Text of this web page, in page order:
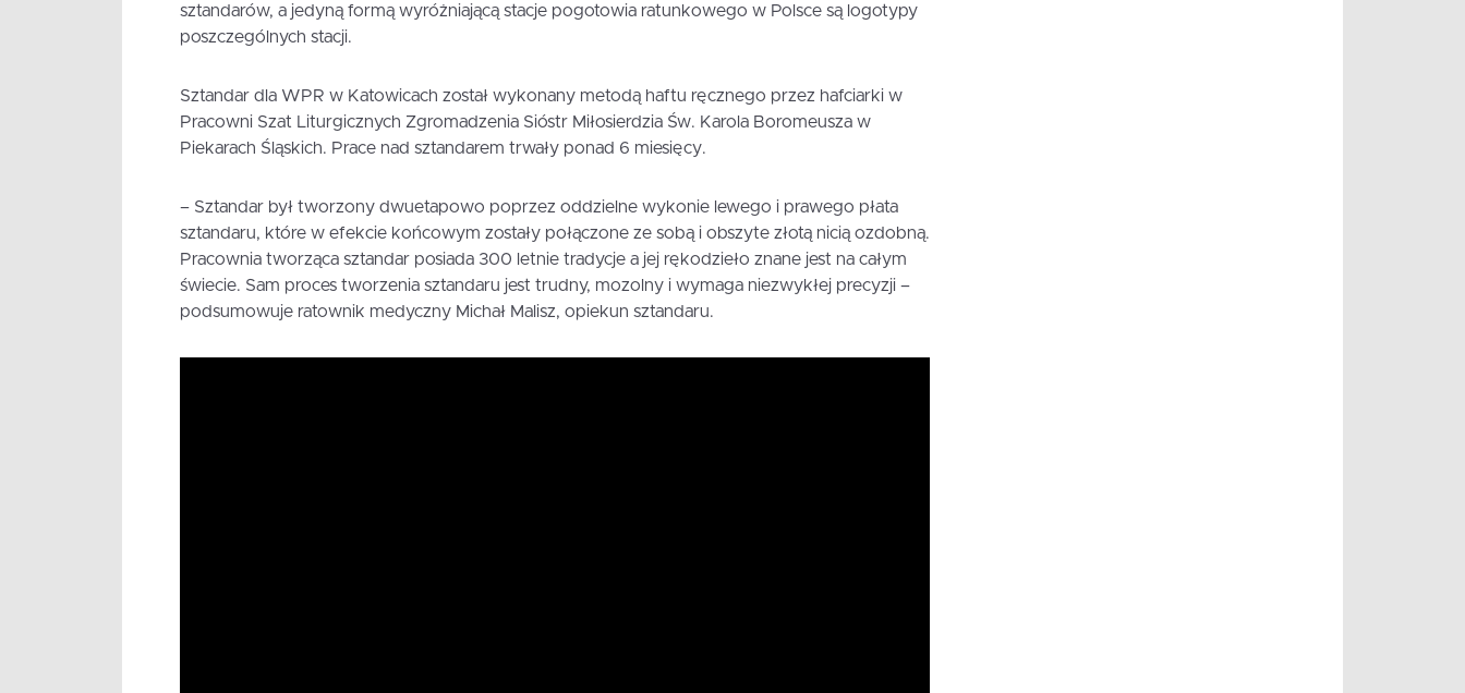
sztandarów, a jedyną formą wyróżniającą stacje pogotowia ratunkowego w Polsce są logotypy
poszczególnych stacji.
Sztandar dla WPR w Katowicach został wykonany metodą haftu ręcznego przez hafciarki w
Pracowni Szat Liturgicznych Zgromadzenia Sióstr Miłosierdzia Św. Karola Boromeusza w
Piekarach Śląskich. Prace nad sztandarem trwały ponad 6 miesięcy.
– Sztandar był tworzony dwuetapowo poprzez oddzielne wykonie lewego i prawego płata
sztandaru, które w efekcie końcowym zostały połączone ze sobą i obszyte złotą nicią ozdobną.
Pracownia tworząca sztandar posiada 300 letnie tradycje a jej rękodzieło znane jest na całym
świecie. Sam proces tworzenia sztandaru jest trudny, mozolny i wymaga niezwykłej precyzji –
podsumowuje ratownik medyczny Michał Malisz, opiekun sztandaru.